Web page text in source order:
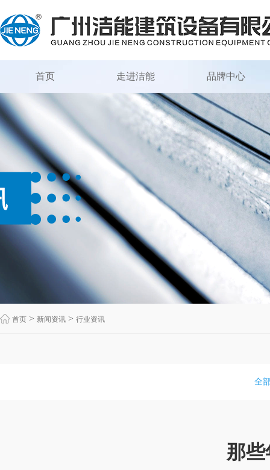
首页 走进洁能 品牌中心
首页 > 新闻资讯 > 行业资讯
全
那